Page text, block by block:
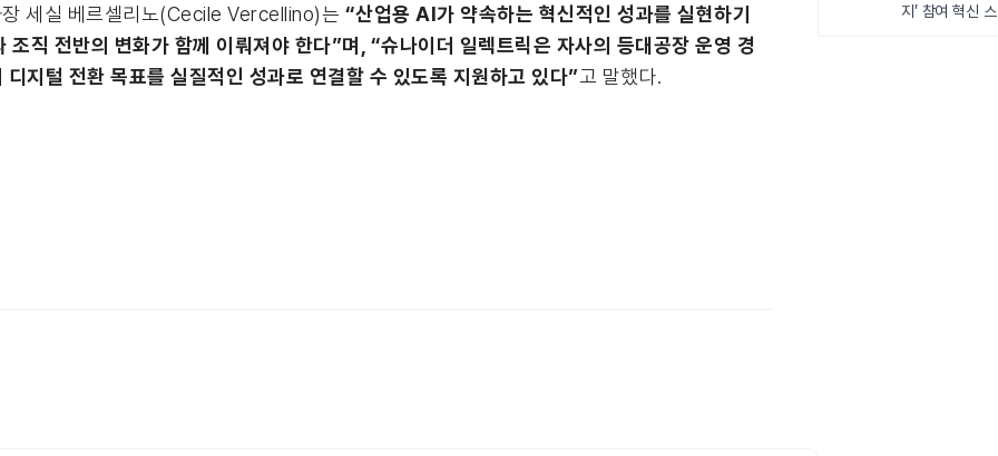
세실 베르셀리노(Cecile Vercellino)는 “산업용 AI가 약속하는 혁신적인 성과를 실현하기
직 전반의 변화가 함께 이뤄져야 한다”며, “슈나이더 일렉트릭은 자사의 등대공장 운영 경
털 전환 목표를 실질적인 성과로 연결할 수 있도록 지원하고 있다”고 말했다.
지’ 참여 혁신